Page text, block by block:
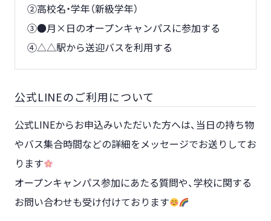
②高校名・学年（新級学年）
③●月×日のオープンキャンパスに参加する
④△△駅から送迎バスを利用する
公式LINEのご利用について
公式LINEからお申込みいただいた方へは、当日の持ち物
やバス集合時間などの詳細をメッセージでお送りしてお
ります
オープンキャンパス参加にあたる質問や、学校に関する
お問い合わせも受け付けております